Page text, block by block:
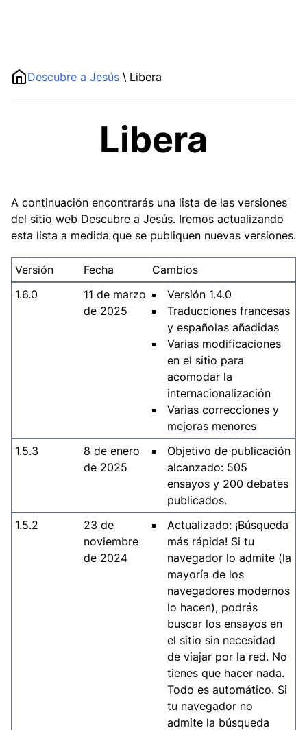
Descubre a Jesús \ Libera
Libera
A continuación encontrarás una lista de las versiones
del sitio web Descubre a Jesús. Iremos actualizando
esta lista a medida que se publiquen nuevas versiones.
Versión Fecha
Cambios
1.6.0
11 de marzo
de 2025
Versión 1.4.0
Traducciones francesas
y españolas añadidas
Varias modificaciones
en el sitio para
acomodar la
internacionalización
Varias correcciones y
mejoras menores
1.5.3
8 de enero
de 2025
Objetivo de publicación
alcanzado: 505
ensayos y 200 debates
publicados.
1.5.2
23 de
noviembre
de 2024
Actualizado: ¡Búsqueda
más rápida! Si tu
navegador lo admite (la
mayoría de los
navegadores modernos
lo hacen), podrás
buscar los ensayos en
el sitio sin necesidad
de viajar por la red. No
tienes que hacer nada.
Todo es automático. Si
tu navegador no
admite la búsqueda